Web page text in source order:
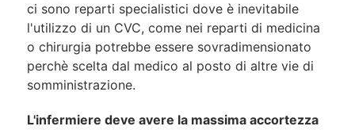
ci sono reparti specialistici dove è inevitabile
l'utilizzo di un CVC, come nei reparti di medicina
o chirurgia potrebbe essere sovradimensionato
perchè scelta dal medico al posto di altre vie di
somministrazione.
L'infermiere deve avere la massima accortezza